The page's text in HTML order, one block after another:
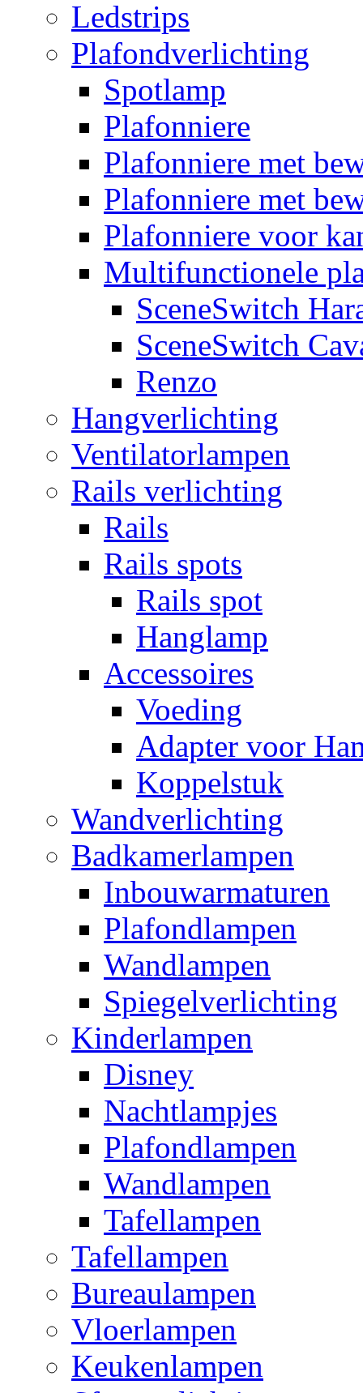
Ledstrips
Plafondverlichting
Spotlamp
Plafonniere
Plafonniere met
Plafonniere met
Plafonniere voor
Multifunctionele
SceneSwitch
SceneSwitch
Renzo
Hangverlichting
Ventilatorlampen
Rails verlichting
Rails
Rails spots
Rails spot
Hanglamp
Accessoires
Voeding
Adapter voor
Koppelstuk
Wandverlichting
Badkamerlampen
Inbouwarmaturen
Plafondlampen
Wandlampen
Spiegelverlichting
Kinderlampen
Disney
Nachtlampjes
Plafondlampen
Wandlampen
Tafellampen
Tafellampen
Bureaulampen
Vloerlampen
Keukenlampen